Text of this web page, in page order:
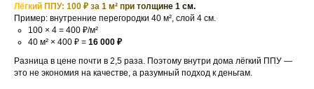
Лёгкий ППУ: 100 ₽ за 1 м² при толщине 1 см.
Пример: внутренние перегородки 40 м², слой 4 см.
100 × 4 = 400 ₽/м²
40 м² × 400 ₽ = 16 000 ₽
Разница в цене почти в 2,5 раза. Поэтому внутри дома лёгкий ППУ —
это не экономия на качестве, а разумный подход к деньгам.